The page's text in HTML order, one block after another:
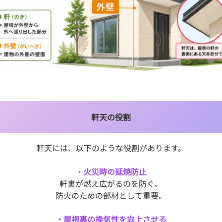
軒天の役割
軒天には、以下のような役割があります。
・ 火災時の延焼防止
軒裏が燃え広がるのを防ぐ、
防火のための部材として重要。
・屋根裏の換気性を向上させる